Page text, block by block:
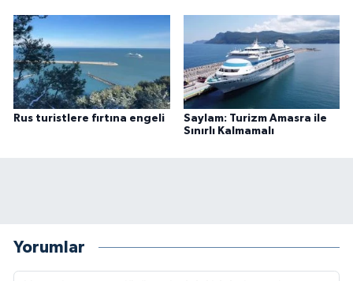
Rus turistlere fırtına engeli
Saylam: Turizm Amasra ile
Sınırlı Kalmamalı
Yorumlar